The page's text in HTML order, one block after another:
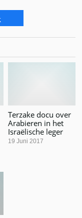
Terzake docu over
Arabieren in het
Israëlische leger
19 Juni 2017